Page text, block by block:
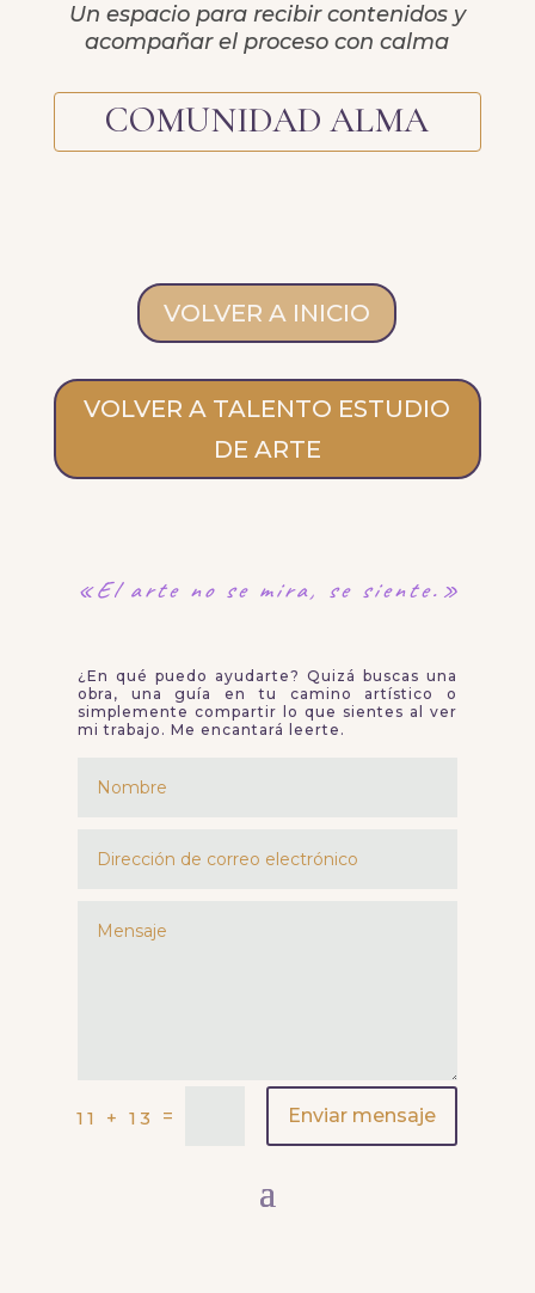
Un espacio para recibir contenidos y
acompañar el proceso con calma
COMUNIDAD ALMA
VOLVER A INICIO
VOLVER A TALENTO ESTUDIO
DE ARTE
«El arte no se mira, se siente.»
¿En qué puedo ayudarte? Quizá buscas una
obra, una guía en tu camino artístico o
simplemente compartir lo que sientes al ver
mi trabajo. Me encantará leerte.
11 + 13 = Enviar mensaje